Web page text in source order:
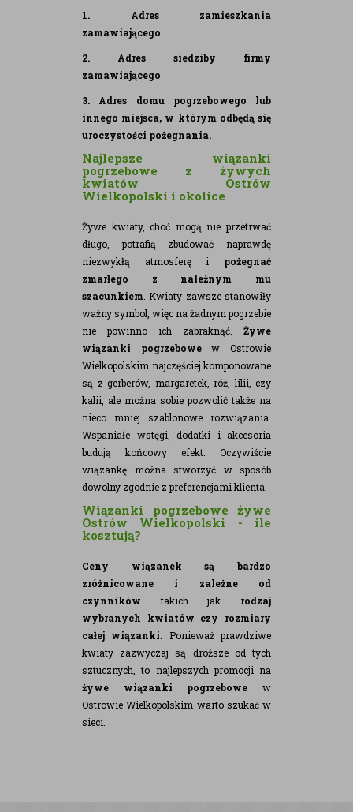
1. Adres zamieszkania
zamawiającego
2. Adres siedziby firmy
zamawiającego
3. Adres domu pogrzebowego lub
innego miejsca, w którym odbędą się
uroczystości pożegnania.
Najlepsze wiązanki
pogrzebowe z żywych
kwiatów Ostrów
Wielkopolski i okolice
Żywe kwiaty, choć mogą nie przetrwać
długo, potrafią zbudować naprawdę
niezwykłą atmosferę i pożegnać
zmarłego z należnym mu
szacunkiem . Kwiaty zawsze stanowiły
ważny symbol, więc na żadnym pogrzebie
nie powinno ich zabraknąć. Żywe
wiązanki pogrzebowew Ostrowie
Wielkopolskim najczęściej komponowane
są z gerberów, margaretek, róż, lilii, czy
kalii, ale można sobie pozwolić także na
nieco mniej szablonowe rozwiązania.
Wspaniałe wstęgi, dodatki i akcesoria
budują końcowy efekt. Oczywiście
wiązankę można stworzyć w sposób
dowolny zgodnie z preferencjami klienta.
Wiązanki pogrzebowe żywe
Ostrów Wielkopolski - ile
kosztują?
Ceny wiązanek są bardzo
zróżnicowane i zależne od
czynników takich jak rodzaj
wybranych kwiatów czy rozmiary
całej wiązanki . Ponieważ prawdziwe
kwiaty zazwyczaj są droższe od tych
sztucznych, to najlepszych promocji na
żywe wiązanki pogrzebowe w
Ostrowie Wielkopolskim warto szukać w
sieci.